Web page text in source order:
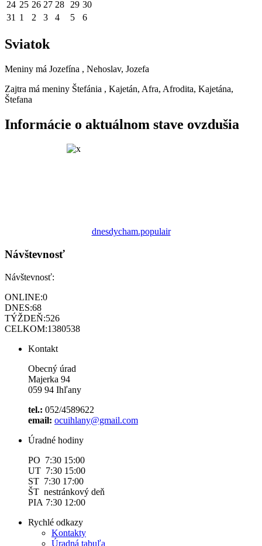
24 25 26 27 28 29 30
31 1 2 3 4 5 6
Sviatok
Meniny má Jozefína , Nehoslav, Jozefa
Zajtra má meniny Štefánia , Kajetán, Afra, Afrodita, Kajetána,
Štefana
Informácie o aktuálnom stave ovzdušia
dnesdycham.populair
Návštevnosť
Návštevnosť:
ONLINE:0
DNES:68
TÝŽDEŇ:526
CELKOM:1380538
Kontakt
Obecný úrad
Majerka 94
059 94 Ihľany
tel.: 052/4589622
email: ocuihlany@gmail.com
Úradné hodiny
PO 7:30 15:00
UT 7:30 15:00
ST 7:30 17:00
ŠT nestránkový deň
PIA 7:30 12:00
Rychlé odkazy
Kontakty
Úradná tabuľa